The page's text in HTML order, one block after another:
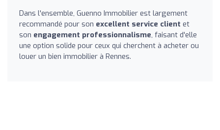
Dans l'ensemble, Guenno Immobilier est largement
recommandé pour son excellent service client et
son engagement professionnalisme, faisant d'elle
une option solide pour ceux qui cherchent à acheter ou
louer un bien immobilier à Rennes.